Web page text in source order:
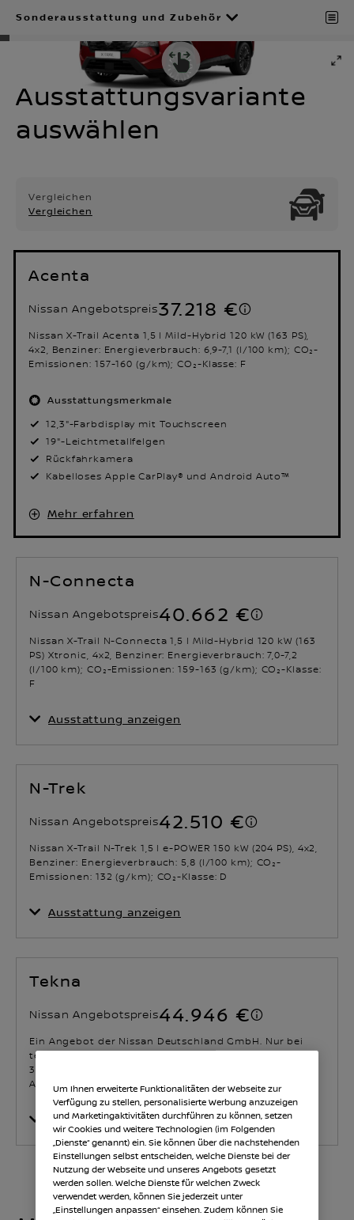
Sonderausstattung und Zubehör
Ausstattungsvariante
auswählen
Vergleichen
Vergleichen
Acenta
Nissan Angebotspreis37.218 €
Nissan X-Trail Acenta 1,5 l Mild-Hybrid 120 kW (163 PS),
4x2, Benziner: Energieverbrauch: 6,9-7,1 (l/100 km); CO₂-
Emissionen: 157-160 (g/km); CO₂-Klasse: F
Ausstattungsmerkmale
12,3"-Farbdisplay mit Touchscreen
19"-Leichtmetallfelgen
Rückfahrkamera
Kabelloses Apple CarPlay® und Android Auto™
Mehr erfahren
N-Connecta
Nissan Angebotspreis40.662 €
Nissan X-Trail N-Connecta 1,5 l Mild-Hybrid 120 kW (163
PS) Xtronic, 4x2, Benziner: Energieverbrauch: 7,0-7,2
(l/100 km); CO₂-Emissionen: 159-163 (g/km); CO₂-Klasse:
F
Ausstattung anzeigen
N-Trek
Nissan Angebotspreis42.510 €
Nissan X-Trail N-Trek 1,5 l e-POWER 150 kW (204 PS), 4x2,
Benziner: Energieverbrauch: 5,8 (l/100 km); CO₂-
Emissionen: 132 (g/km); CO₂-Klasse: D
Ausstattung anzeigen
Tekna
Nissan Angebotspreis44.946 €
Ein Angebot der Nissan Deutschland GmbH. Nur bei
teilnehmenden Nissan Händlern und bis zum
30.06.2026. Fragen Sie Ihren Händler nach seinen
Angeboten. Inklusive Überführungskosten.
Ausstattung anzeigen
Um Ihnen erweiterte Funktionalitäten der Webseite zur
Verfügung zu stellen, personalisierte Werbung anzuzeigen
und Marketingaktivitäten durchführen zu können, setzen
wir Cookies und weitere Technologien (im Folgenden
„Dienste“ genannt) ein. Sie können über die nachstehenden
Einstellungen selbst entscheiden, welche Dienste bei der
Nutzung der Webseite und unseres Angebots gesetzt
werden sollen. Welche Dienste für welchen Zweck
verwendet werden, können Sie jederzeit unter
„Einstellungen anpassen“ einsehen. Zudem können Sie